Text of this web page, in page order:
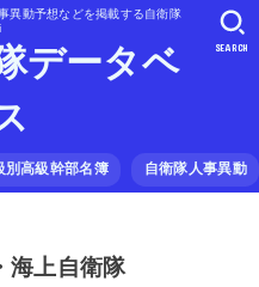
異動予想などを掲載する自衛隊
データベ
別高級幹部名簿 自衛隊人事異動
SEARCH
海上自衛隊